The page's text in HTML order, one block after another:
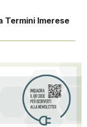
Termini Imerese